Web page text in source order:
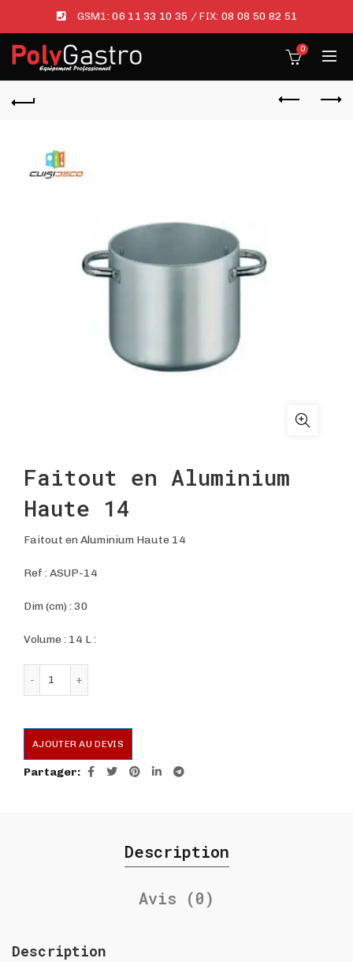
GSM1:06 11 33 10 35 / FIX: 08 08 50 82 51
0
Faitout en Aluminium
Haute 14
Faitout en Aluminium Haute 14
Ref :ASUP-14
Dim (cm) : 30
Volume : 14 L :
AJOUTER AU DEVIS
Partager
Description
Avis (0)
Description